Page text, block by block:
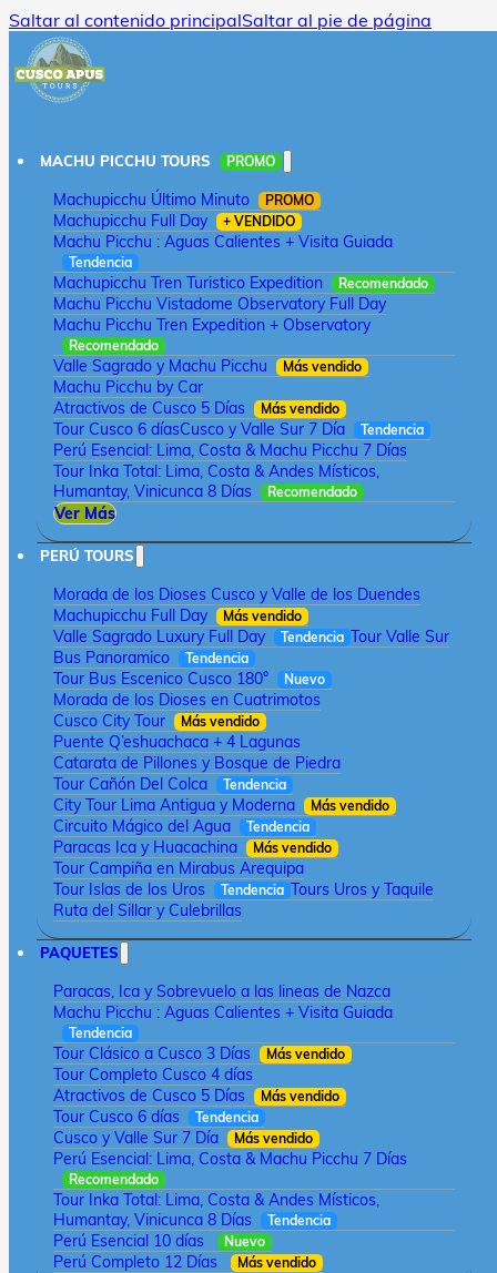
Saltar al contenido principalSaltar al pie de página
MACHU PICCHU TOURS PROMO
Machupicchu Último Minuto PROMO
Machupicchu Full Day + VENDIDO
Machu Picchu : Aguas Calientes + Visita Guiada
Tendencia
Machupicchu Tren Turistico Expedition Recomendado
Machu Picchu Vistadome Observatory Full Day
Machu Picchu Tren Expedition + Observatory
Recomendado
Valle Sagrado y Machu Picchu Más vendido
Machu Picchu by Car
Atractivos de Cusco 5 Días
Más vendido
Tour Cusco 6 díasCusco y Valle Sur 7 Día Tendencia
Perú Esencial: Lima, Costa & Machu Picchu 7 Días
Tour Inka Total: Lima, Costa & Andes Místicos,
Humantay, Vinicunca 8 Días
Recomendado
Ver Más
PERÚ TOURS
Morada de los Dioses Cusco y Valle de los Duendes
Machupicchu Full Day
Más vendido
Valle Sagrado Luxury Full Day Tendencia Tour Valle Sur
Bus Panoramico
Tendencia
Tour Bus Escenico Cusco 180° Nuevo
Morada de los Dioses en Cuatrimotos
Cusco City Tour
Más vendido
Puente Q’eshuachaca + 4 Lagunas
Catarata de Pillones y Bosque de Piedra
Tour Cañón Del Colca
Tendencia
City Tour Lima Antigua y Moderna Más vendido
Circuito Mágico del Agua Tendencia
Paracas Ica y Huacachina Más vendido
Tour Campiña en Mirabus Arequipa
Tour Islas de los Uros
Tendencia Tours Uros y Taquile
Ruta del Sillar y Culebrillas
PAQUETES
Paracas, Ica y Sobrevuelo a las lineas de Nazca
Machu Picchu : Aguas Calientes + Visita Guiada
Tendencia
Tour Clásico a Cusco 3 Días Más vendido
Tour Completo Cusco 4 días
Atractivos de Cusco 5 Días
Más vendido
Tour Cusco 6 días Tendencia
Cusco y Valle Sur 7 Día Más vendido
Perú Esencial: Lima, Costa & Machu Picchu 7 Días
Recomendado
Tour Inka Total: Lima, Costa & Andes Místicos,
Humantay, Vinicunca 8 Días
Tendencia
Perú Esencial 10 días Nuevo
Perú Completo 12 Días Más vendido